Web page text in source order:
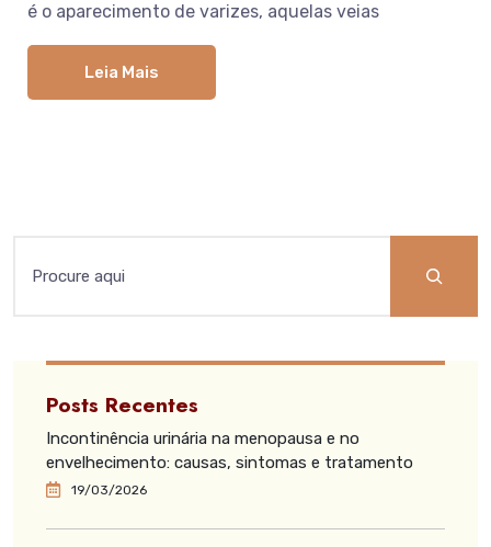
é o aparecimento de varizes, aquelas veias
Leia Mais
Posts Recentes
Incontinência urinária na menopausa e no
envelhecimento: causas, sintomas e tratamento
19/03/2026